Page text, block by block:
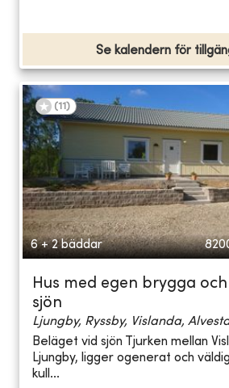
Se kalendern för
(11 )
6 + 2 bäddar
Hus med egen brygga
sjön
Ljungby, Ryssby, Vislanda,
Beläget vid sjön Tjurken mellan
Ljungby, ligger ogenerat och
kull...